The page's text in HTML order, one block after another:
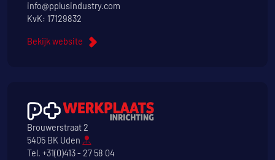
info@pplusindustry.com
KvK: 17129832
Bekijk website
Brouwerstraat 2
5405 BK Uden
Tel. +31(0)413 - 27 58 04